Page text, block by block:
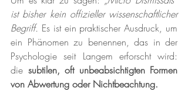
ist bisher kein offizieller wissenschaftlicher
Begriff. Es ist ein praktischer Ausdruck, um
ein Phänomen zu benennen, das in der
Psychologie seit Langem erforscht wird:
die subtilen, oft unbeabsichtigten Formen
von Abwertung oder Nichtbeachtung.